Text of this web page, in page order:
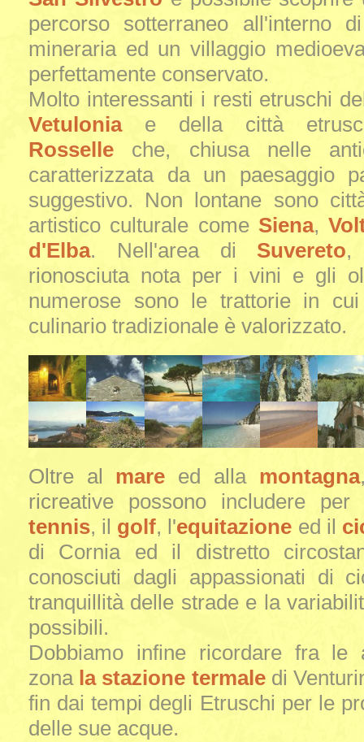
percorso sotterraneo all'interno
mineraria ed un villaggio
perfettamente conservato.
Molto interessanti i resti etruschi
Vetuloniae della città
Rosselle che, chiusa nelle
caratterizzata da un paesaggio
suggestivo. Non lontane sono
artistico culturale come Siena,
d'Elba. Nell'area di Suvereto,
rionosciuta nota per i vini e gli
numerose sono le trattorie in
culinario tradizionale è valorizzato.
Oltre al mare ed alla montagna
ricreative possono includere
tennis, il golf, l'equitazione ed il
di Cornia ed il distretto
conosciuti dagli appassionati di
tranquillità delle strade e la
possibili.
Dobbiamo infine ricordare fra le
zona la stazione termaledi
fin dai tempi degli Etruschi per le
delle sue acque.